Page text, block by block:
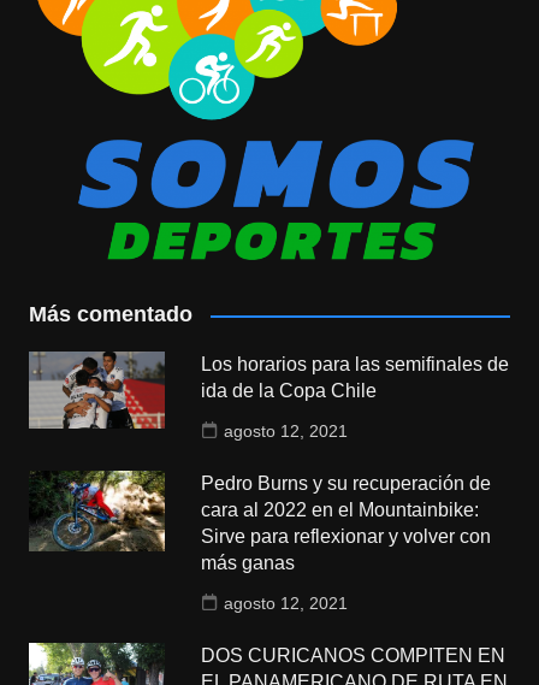
Más comentado
Los horarios para las semifinales de
ida de la Copa Chile
agosto 12, 2021
Pedro Burns y su recuperación de
cara al 2022 en el Mountainbike:
Sirve para reflexionar y volver con
más ganas
agosto 12, 2021
DOS CURICANOS COMPITEN EN